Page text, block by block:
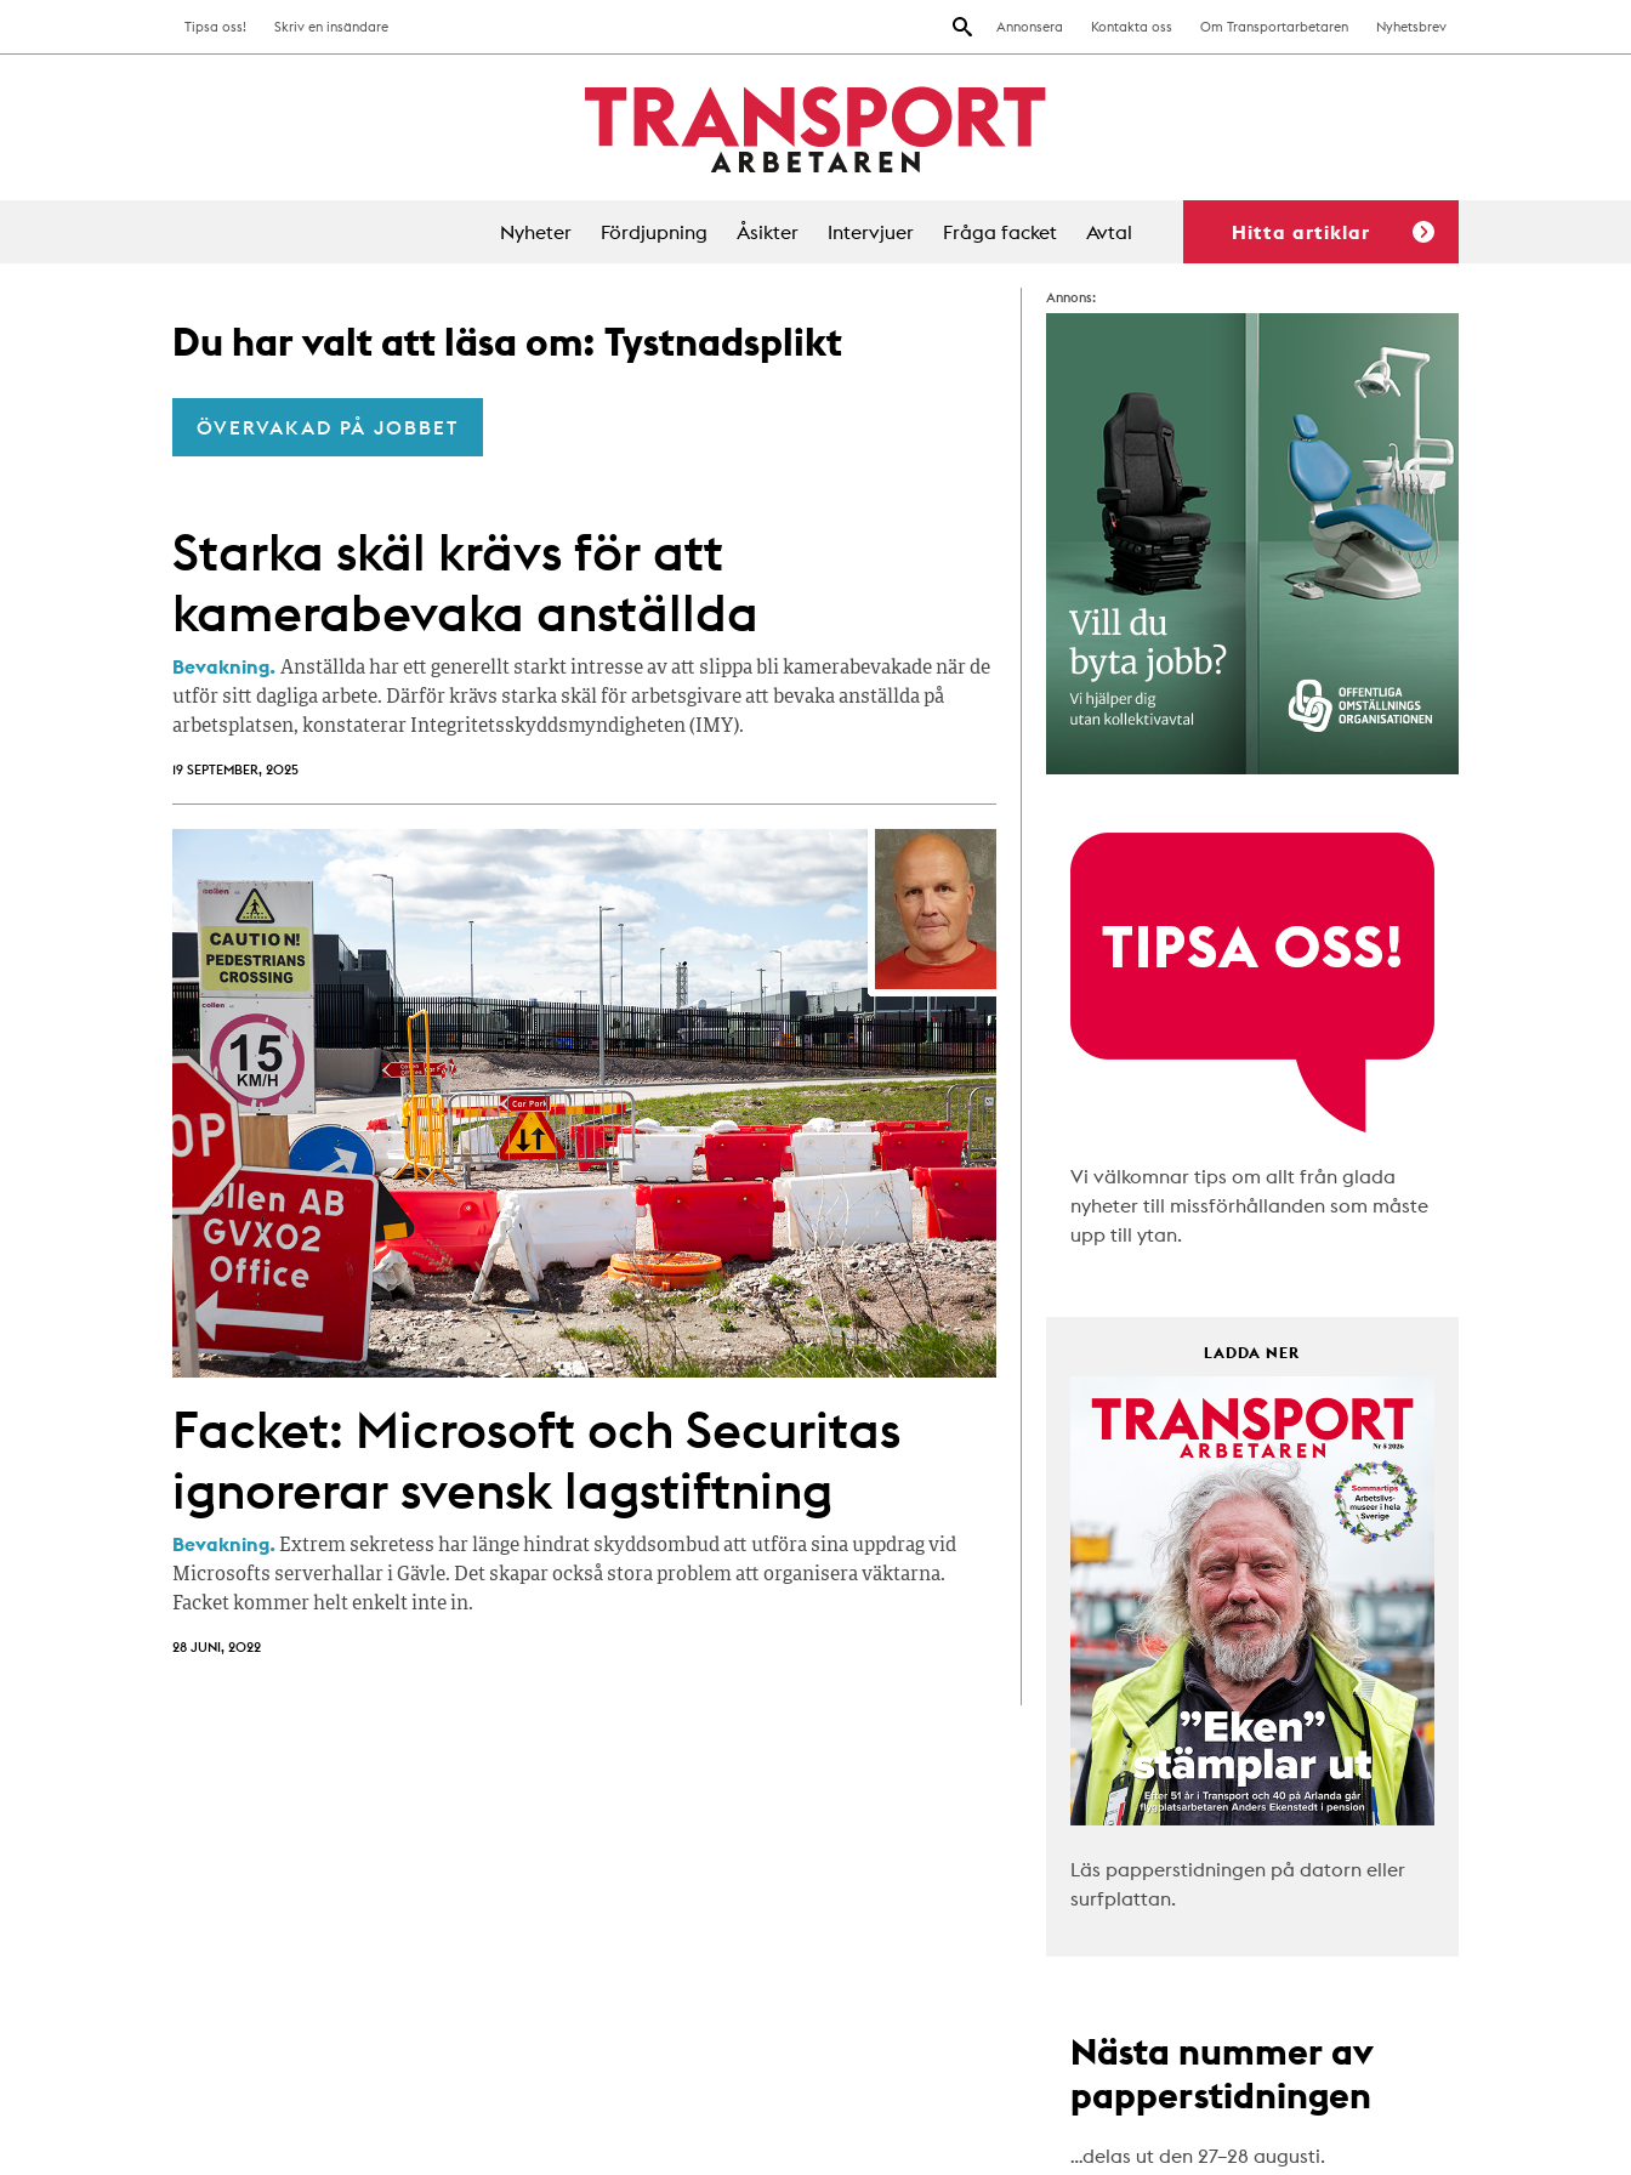
Annonsera Kontakta oss Om Transportarbetaren Nyhetsbrev
Tipsa oss! Skriv en insändare
Nyheter Fördjupning Åsikter Intervjuer Fråga facket Avtal Hitta artiklar
Du har valt att läsa om: Tystnadsplikt
ÖVERVAKAD PÅ JOBBET
Starka skäl krävs för att
kamerabevaka anställda
Bevakning. Anställda har ett generellt starkt intresse av att slippa bli kamerabevakade när de
utför sitt dagliga arbete. Därför krävs starka skäl för arbetsgivare att bevaka anställda på
arbetsplatsen, konstaterar Integritetsskyddsmyndigheten (IMY).
19 SEPTEMBER, 2025
Facket: Microsoft och Securitas
ignorerar svensk lagstiftning
Bevakning. Extrem sekretess har länge hindrat skyddsombud att utföra sina uppdrag vid
Microsofts serverhallar i Gävle. Det skapar också stora problem att organisera väktarna.
Facket kommer helt enkelt inte in.
28 JUNI, 2022
Annons:
Vi välkomnar tips om allt från glada
nyheter till missförhållanden som måste
upp till ytan.
LADDA NER
Läs papperstidningen på datorn eller
surfplattan.
Nästa nummer av
papperstidningen
…delas ut den 27–28 augusti.